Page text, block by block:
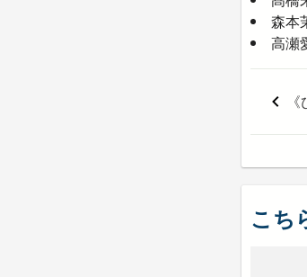
森本
高瀬
こち